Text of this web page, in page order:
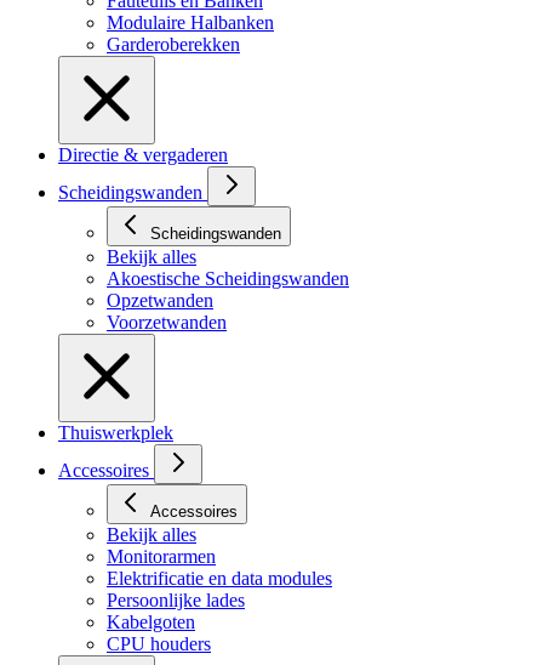
Modulaire Halbanken
Garderoberekken
Directie & vergaderen
Scheidingswanden
Scheidingswanden
Bekijk alles
Akoestische Scheidingswanden
Opzetwanden
Voorzetwanden
Thuiswerkplek
Accessoires
Accessoires
Bekijk alles
Monitorarmen
Elektrificatie en data modules
Persoonlijke lades
Kabelgoten
CPU houders